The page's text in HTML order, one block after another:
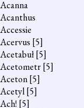
Acanna
Acanthus
Accessie
Acervus [5]
Acetabuł[5]
Acetometr[5]
Aceton[5]
Acetyl[5]
Ach! [5]